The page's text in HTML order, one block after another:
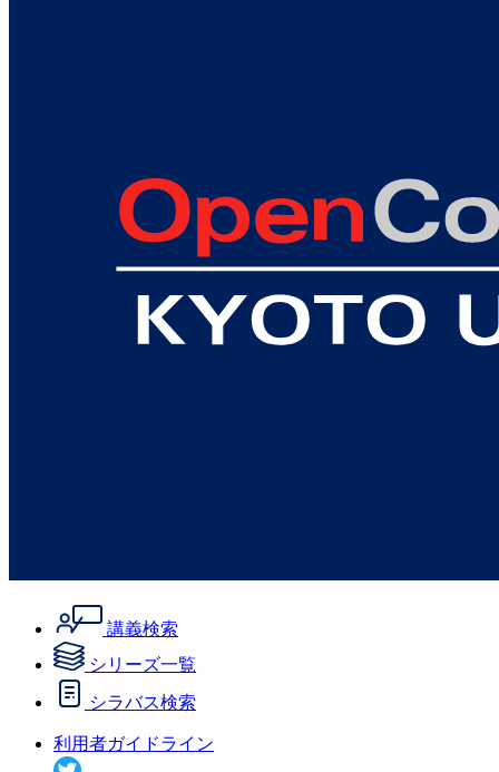
講義検索
シリーズ一覧
シラバス検索
利用者ガイドライン